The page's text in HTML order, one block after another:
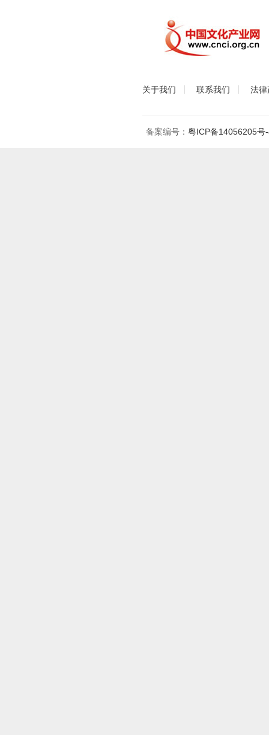
关于我们 联系我们 法律
备案编号： 粤ICP备14056205号